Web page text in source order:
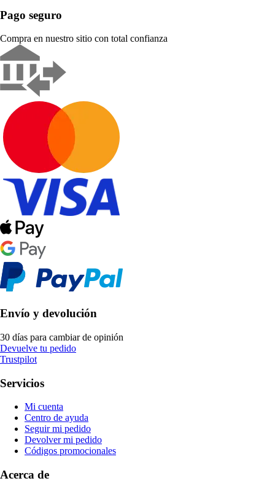
Pago seguro
Compra en nuestro sitio con total confianza
Envío y devolución
30 días para cambiar de opinión
Devuelve tu pedido
Trustpilot
Servicios
Mi cuenta
Centro de ayuda
Seguir mi pedido
Devolver mi pedido
Códigos promocionales
Acerca de